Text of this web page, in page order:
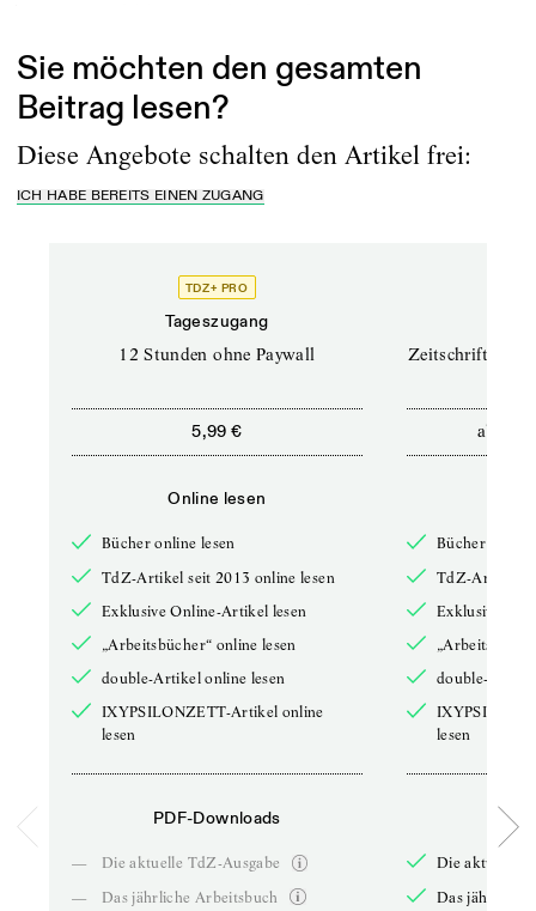
Sie möchten den gesamten
Beitrag lesen?
Diese Angebote schalten den Artikel frei:
ICH HABE BEREITS EINEN ZUGANG
TDZ+ PRO
Tageszugang
12 Stunden ohne Paywall
5,99 €
Online lesen
Bücher online lesen
TdZ-Artikel seit 2013 online lesen
Exklusive Online-Artikel lesen
„Arbeitsbücher“ online lesen
double-Artikel online lesen
IXYPSILONZETT-Artikel online
lesen
PDF-Downloads
—
Die aktuelle TdZ-Ausgabe
—
Das jährliche Arbeitsbuch
Zeitschriften
ab
Bücher online
TdZ-Artikel
Exklusive
double-
lesen
Die aktuelle
Das jährliche